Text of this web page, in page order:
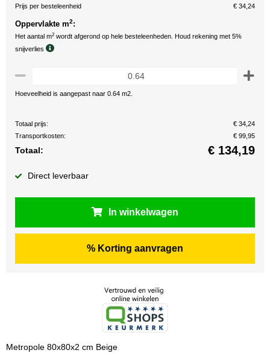
Prijs per besteleenheid € 34,24
Oppervlakte m2:
Het aantal m2 wordt afgerond op hele besteleenheden. Houd rekening met 5%
snijverlies
Hoeveelheid is aangepast naar 0.64 m2.
Totaal prijs:
€ 34,24
Transportkosten:
€ 99,95
Totaal: € 134,19
Direct leverbaar
In winkelwagen
% Korting aanvragen
Metropole 80x80x2 cm Beige